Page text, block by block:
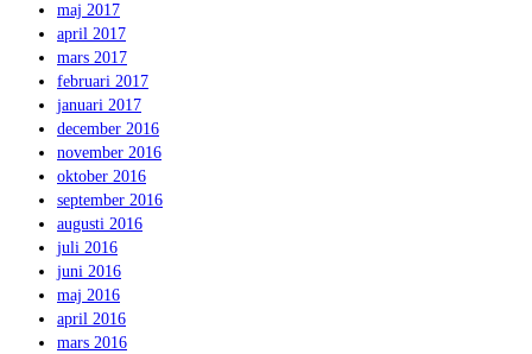
maj 2017
april 2017
mars 2017
februari 2017
januari 2017
december 2016
november 2016
oktober 2016
september 2016
augusti 2016
juli 2016
juni 2016
maj 2016
april 2016
mars 2016